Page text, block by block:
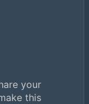
your
this